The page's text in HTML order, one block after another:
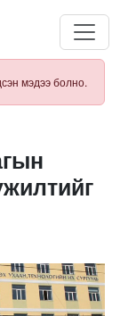
мэдээ болно.